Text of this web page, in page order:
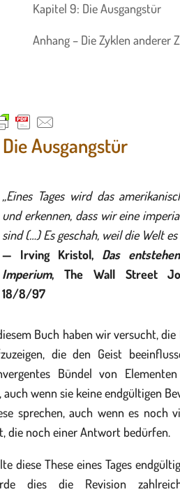
Kapitel 9: Die Ausgangstür
Anhang – Die Zyklen anderer
Ausgangstür
„Eines Tages wird das
und erkennen, dass wir eine
sind (…) Es geschah, weil die Welt es
— Irving Kristol, Das
Imperium, The Wall Street
18/8/97
Buch haben wir versucht, die
die den Geist
Bündel von Elementen
auch wenn sie keine endgültigen
sprechen, auch wenn es noch
die noch einer Antwort bedürfen.
diese These eines Tages
dies die Revision